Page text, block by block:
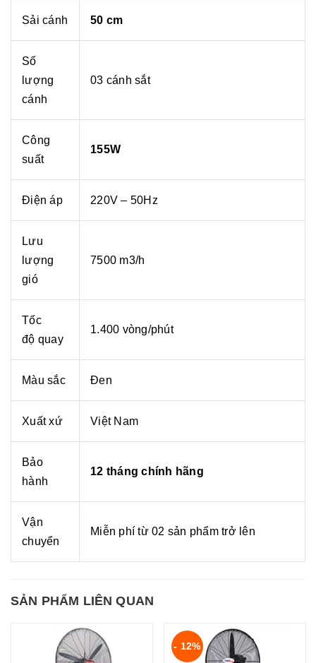
Sải cánh 50 cm
Số
lượng
cánh
03 cánh sắt
Công
suất
155W
Điện áp 220V – 50Hz
Lưu
lượng
gió
7500 m3/h
Tốc
độ quay
1.400 vòng/phút
Màu sắc Đen
Xuất xứ Việt Nam
Bảo
hành
12 tháng chính hãng
Vận
chuyển
Miễn phí từ 02 sản phẩm trở lên
SẢN PHẨM LIÊN QUAN
- 12%